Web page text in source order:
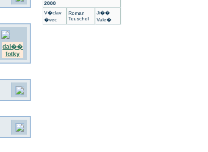
dal��
fotky
2000
V�clav
�vec
Roman
Teuschel
Ji��
Vale�